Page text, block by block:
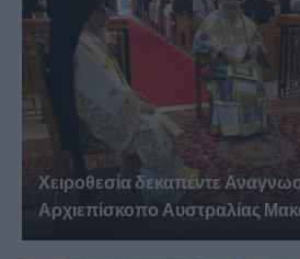
Χειροθεσία δεκαπέντε
Αρχιεπίσκοπο Αυστραλίας